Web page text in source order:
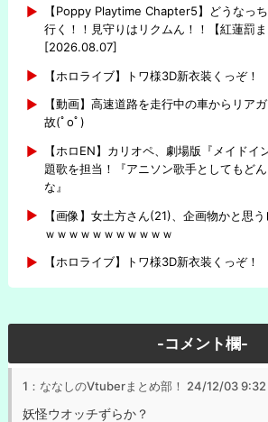
【Poppy Playtime Chapter5】どうなっ
行く！！見守りはリクムん！！【紅蓮罰ま
[2026.08.07]
【ホロライブ】トワ様3D新衣装くっぞ！
【動画】高速道路を走行中の車からリア
故(ﾟoﾟ)
【ホロEN】カリオペ、劇場版『メイドイ
題歌を担当！『アニソン歌手としてもど
な』
【画像】女土方さん(21)、企画物かと思
ｗｗｗｗｗｗｗｗｗｗｗ
【ホロライブ】トワ様3D新衣装くっぞ！
-コメント欄-
1：ななしのVtuberまとめ部！ 24/12/03 9:32
妖怪ウオッチずらか？